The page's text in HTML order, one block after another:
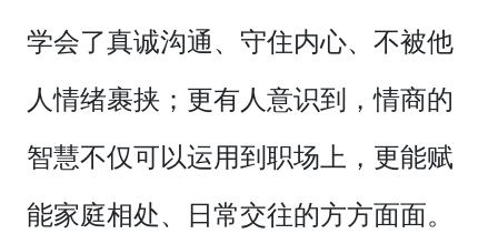
学会了真诚沟通、守住内心、不被他
人情绪裹挟；更有人意识到，情商的
智慧不仅可以运用到职场上，更能赋
能家庭相处、日常交往的方方面面。